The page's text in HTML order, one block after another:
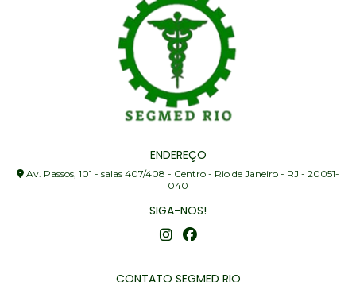
ENDEREÇO
Av. Passos, 101 - salas 407/408 - Centro - Rio de Janeiro - RJ - 20051-
040
SIGA-NOS!